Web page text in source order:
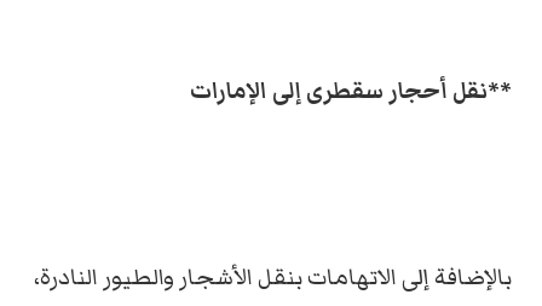
**نقل أحجار سقطرى إلى الإمارات
بالإضافة إلى الاتهامات بنقل الأشجار والطيور النادرة،